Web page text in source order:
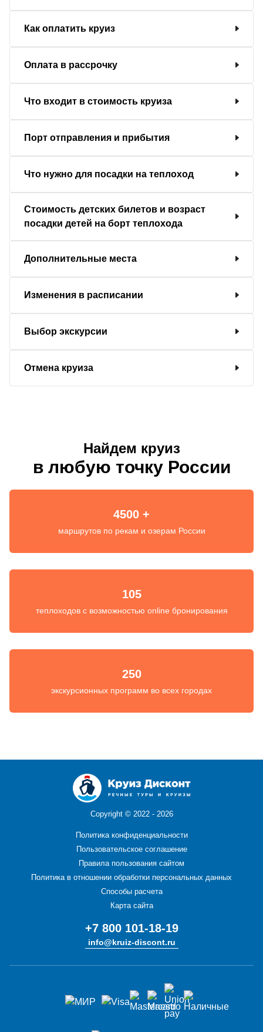
Как оплатить круиз
Оплата в рассрочку
Что входит в стоимость круиза
Порт отправления и прибытия
Что нужно для посадки на теплоход
Стоимость детских билетов и возраст
посадки детей на борт теплохода
Дополнительные места
Изменения в расписании
Выбор экскурсии
Отмена круиза
Найдем круиз
в любую точку России
4500 +
маршрутов по рекам и озерам России
105
теплоходов с возможностью online бронирования
250
экскурсионных программ во всех городах
Copyright © 2022 - 2026
Политика конфиденциальности
Пользовательское соглашение
Правила пользования сайтом
Политика в отношении обработки персональных данных
Способы расчета
Карта сайта
+7 800 101-18-19
info@kruiz-discont.ru